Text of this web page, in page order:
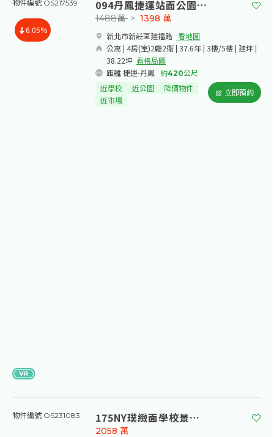
物件編號 OS217539
6.05%
094丹鳳捷運站面公園大四房可抽停車
新北市新莊區建福路​ 看地圖
公寓 | 4房(室)2廳2衛 | 37.6年 | 3樓/5樓 | 建坪 |
38.22坪 看格局圖
距離 捷運-丹鳳
約420公尺
1488萬 > 1398 萬
近學校 近公園
降價物件
近市場
立即預約
物件編號 OS231083 175NY璞緻面學校景觀兩房坡平車
2058 萬